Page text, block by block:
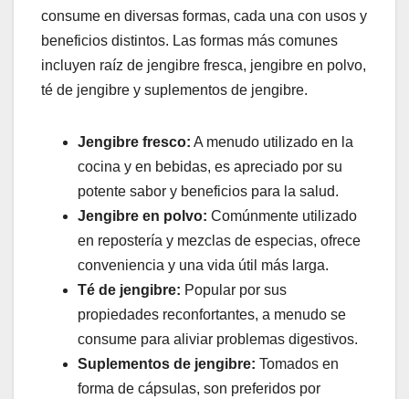
consume en diversas formas, cada una con usos y
beneficios distintos. Las formas más comunes
incluyen raíz de jengibre fresca, jengibre en polvo,
té de jengibre y suplementos de jengibre.
Jengibre fresco: A menudo utilizado en la
cocina y en bebidas, es apreciado por su
potente sabor y beneficios para la salud.
Jengibre en polvo: Comúnmente utilizado
en repostería y mezclas de especias, ofrece
conveniencia y una vida útil más larga.
Té de jengibre: Popular por sus
propiedades reconfortantes, a menudo se
consume para aliviar problemas digestivos.
Suplementos de jengibre: Tomados en
forma de cápsulas, son preferidos por